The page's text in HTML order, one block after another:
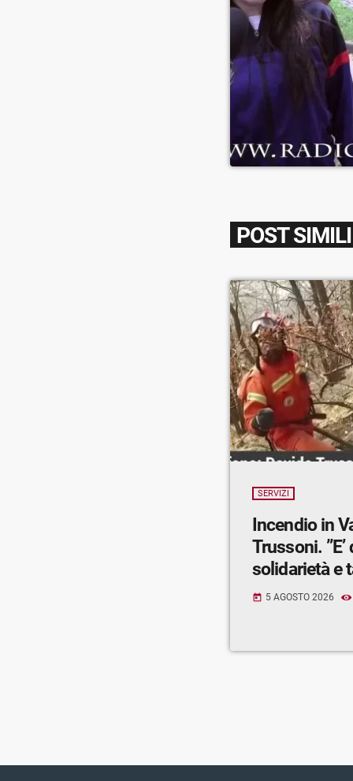
POST SIMILI
SERVIZI
Incendio in
Trussoni.
solidarietà e
today 5 AGOSTO 2026